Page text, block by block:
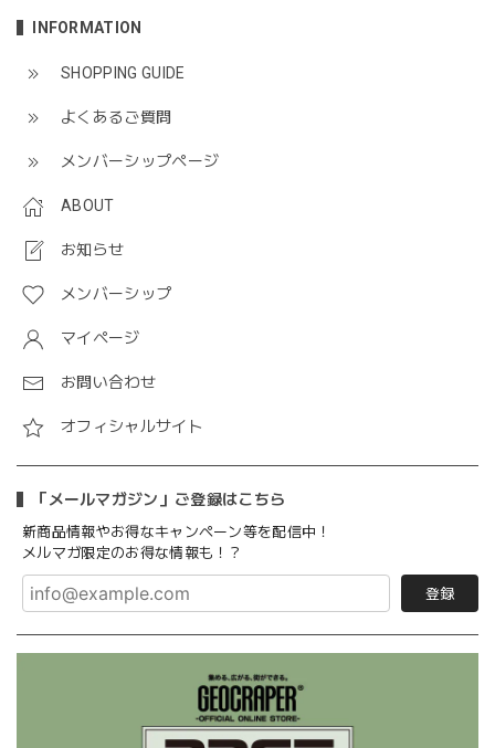
INFORMATION
SHOPPING GUIDE
よくあるご質問
メンバーシップページ
ABOUT
お知らせ
メンバーシップ
マイページ
お問い合わせ
オフィシャルサイト
「メールマガジン」ご登録はこちら
新商品情報やお得なキャンペーン等を配信中！
メルマガ限定のお得な情報も！？
登録